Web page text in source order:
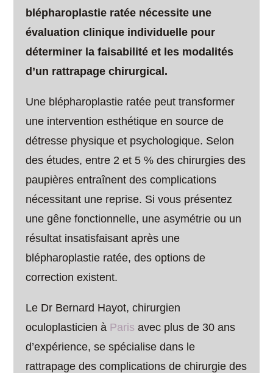
blépharoplastie ratée nécessite une
évaluation clinique individuelle pour
déterminer la faisabilité et les modalités
d’un rattrapage chirurgical.
Une blépharoplastie ratée peut transformer
une intervention esthétique en source de
détresse physique et psychologique. Selon
des études, entre 2 et 5 % des chirurgies des
paupières entraînent des complications
nécessitant une reprise. Si vous présentez
une gêne fonctionnelle, une asymétrie ou un
résultat insatisfaisant après une
blépharoplastie ratée, des options de
correction existent.
Le Dr Bernard Hayot, chirurgien
oculoplasticien à Paris avec plus de 30 ans
d’expérience, se spécialise dans le
rattrapage des complications de chirurgie des